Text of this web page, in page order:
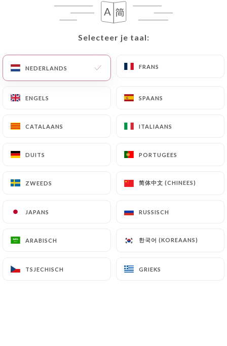
Selecteer je taal:
NEDERLANDS FRANS
ENGELS SPAANS
CATALAANS ITALIAANS
DUITS PORTUGEES
ZWEEDS 简体中文 (CHINEES)
JAPANS RUSSISCH
ARABISCH 한국어 (KOREAANS)
TSJECHISCH GRIEKS
HOME
Selecteer je taal:
NEDERLANDS FRANS
ENGELS SPAANS
CATALAANS ITALIAANS
DUITS PORTUGEES
ZWEEDS 简体中文 (CHINEES)
JAPANS RUSSISCH
ARABISCH 한국어 (KOREAANS)
TSJECHISCH GRIEKS